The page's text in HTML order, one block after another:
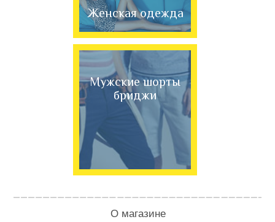
Женская одежда
Мужские шорты
бриджи
О магазине